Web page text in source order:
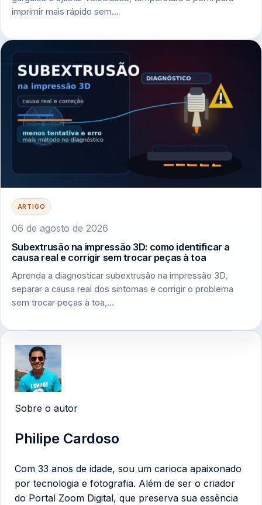
imprimir mais rápido sem…
ARTIGO
06 de agosto de 2026
Subextrusão na impressão 3D: como identificar a
causa real e corrigir sem trocar peças à toa
Aprenda a diagnosticar subextrusão na impressão 3D,
separar a causa real dos sintomas e corrigir o problema
sem trocar peças à toa,…
Sobre o autor
Philipe Cardoso
Com 33 anos de idade, sou um carioca apaixonado
por tecnologia e fotografia. Além de ser o criador
do Portal Zoom Digital, que preserva sua essência